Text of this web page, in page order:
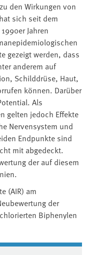
den Wirkungen von
sich seit dem
Jahren
gezeigt werden, dass
anderem auf
Schilddrüse, Haut,
können. Darüber
Als
gelten jedoch Effekte
Nervensystem und
Endpunkte sind
mit abgedeckt.
der auf diesem
(AIR) am
der
Biphenylen